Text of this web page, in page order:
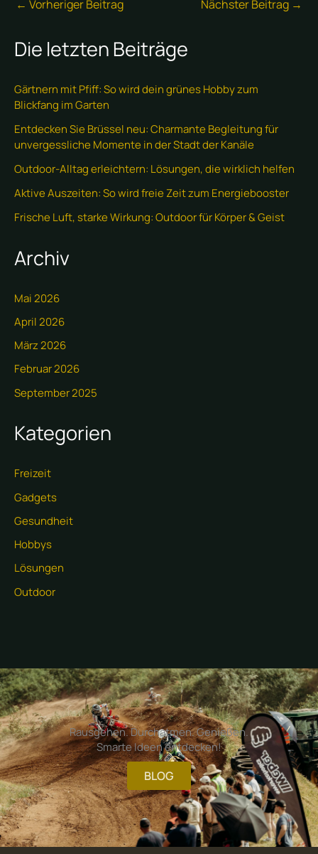
← Vorheriger Beitrag Nächster Beitrag →
Die letzten Beiträge
Gärtnern mit Pfiff: So wird dein grünes Hobby zum
Blickfang im Garten
Entdecken Sie Brüssel neu: Charmante Begleitung für
unvergessliche Momente in der Stadt der Kanäle
Outdoor-Alltag erleichtern: Lösungen, die wirklich helfen
Aktive Auszeiten: So wird freie Zeit zum Energiebooster
Frische Luft, starke Wirkung: Outdoor für Körper & Geist
Archiv
Mai 2026
April 2026
März 2026
Februar 2026
September 2025
Kategorien
Freizeit
Gadgets
Gesundheit
Hobbys
Lösungen
Outdoor
Rausgehen. Durchatmen. Genießen.
Smarte Ideen entdecken!
BLOG